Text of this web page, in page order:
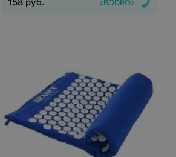
«BODRO»